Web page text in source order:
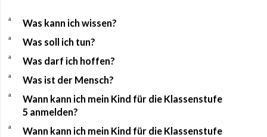
a Was kann ich wissen?
a Was soll ich tun?
a Was darf ich hoffen?
a Was ist der Mensch?
a
Wann kann ich mein Kind für die Klassenstufe
5 anmelden?
a
Wann kann ich mein Kind für die Klassenstufe